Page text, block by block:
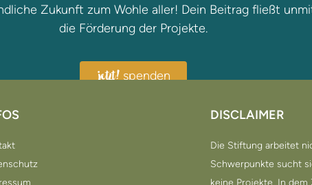
Zukunft zum Wohle aller! Dein Beitrag fließt
die Förderung der Projekte.
jetzt! spenden
DISCLAIMER
Die Stiftung arbeitet
Schwerpunkte sucht